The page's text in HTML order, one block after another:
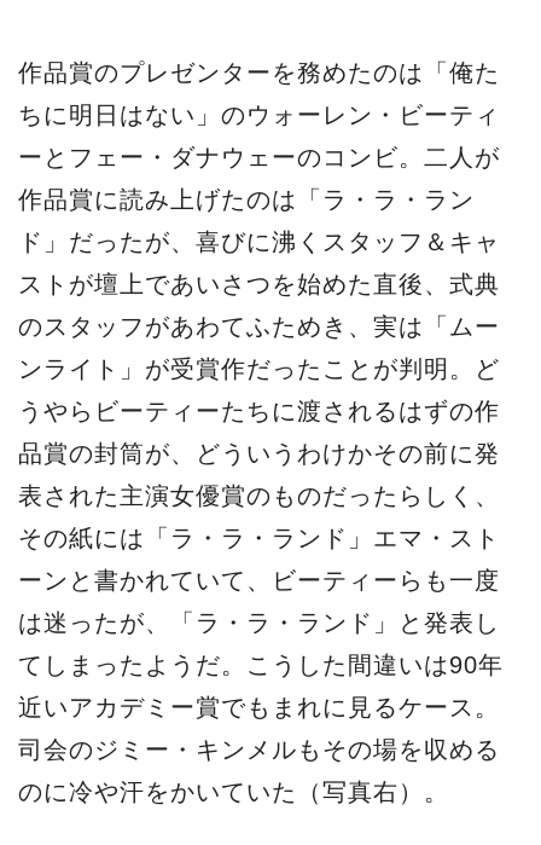
作品賞のプレゼンターを務めたのは「俺た
ちに明日はない」のウォーレン・ビーティ
ーとフェー・ダナウェーのコンビ。二人が
作品賞に読み上げたのは「ラ・ラ・ラン
ド」だったが、喜びに沸くスタッフ＆キャ
ストが壇上であいさつを始めた直後、式典
のスタッフがあわてふためき、実は「ムー
ンライト」が受賞作だったことが判明。ど
うやらビーティーたちに渡されるはずの作
品賞の封筒が、どういうわけかその前に発
表された主演女優賞のものだったらしく、
その紙には「ラ・ラ・ランド」エマ・スト
ーンと書かれていて、ビーティーらも一度
は迷ったが、「ラ・ラ・ランド」と発表し
てしまったようだ。こうした間違いは90年
近いアカデミー賞でもまれに見るケース。
司会のジミー・キンメルもその場を収める
のに冷や汗をかいていた（写真右）。